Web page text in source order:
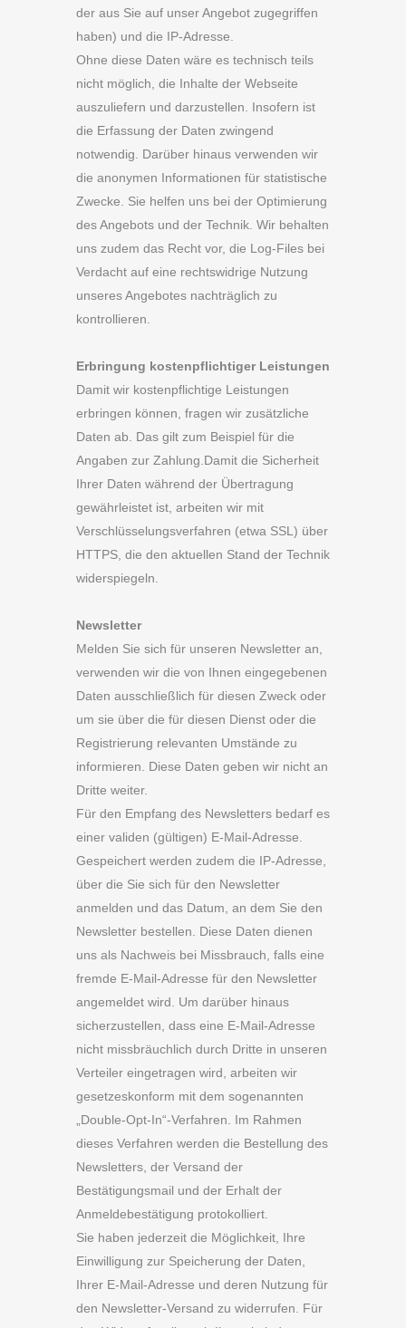
der aus Sie auf unser Angebot zugegriffen
haben) und die IP-Adresse.
Ohne diese Daten wäre es technisch teils
nicht möglich, die Inhalte der Webseite
auszuliefern und darzustellen. Insofern ist
die Erfassung der Daten zwingend
notwendig. Darüber hinaus verwenden wir
die anonymen Informationen für statistische
Zwecke. Sie helfen uns bei der Optimierung
des Angebots und der Technik. Wir behalten
uns zudem das Recht vor, die Log-Files bei
Verdacht auf eine rechtswidrige Nutzung
unseres Angebotes nachträglich zu
kontrollieren.
Erbringung kostenpflichtiger Leistungen
Damit wir kostenpflichtige Leistungen
erbringen können, fragen wir zusätzliche
Daten ab. Das gilt zum Beispiel für die
Angaben zur Zahlung.Damit die Sicherheit
Ihrer Daten während der Übertragung
gewährleistet ist, arbeiten wir mit
Verschlüsselungsverfahren (etwa SSL) über
HTTPS, die den aktuellen Stand der Technik
widerspiegeln.
Newsletter
Melden Sie sich für unseren Newsletter an,
verwenden wir die von Ihnen eingegebenen
Daten ausschließlich für diesen Zweck oder
um sie über die für diesen Dienst oder die
Registrierung relevanten Umstände zu
informieren. Diese Daten geben wir nicht an
Dritte weiter.
Für den Empfang des Newsletters bedarf es
einer validen (gültigen) E-Mail-Adresse.
Gespeichert werden zudem die IP-Adresse,
über die Sie sich für den Newsletter
anmelden und das Datum, an dem Sie den
Newsletter bestellen. Diese Daten dienen
uns als Nachweis bei Missbrauch, falls eine
fremde E-Mail-Adresse für den Newsletter
angemeldet wird. Um darüber hinaus
sicherzustellen, dass eine E-Mail-Adresse
nicht missbräuchlich durch Dritte in unseren
Verteiler eingetragen wird, arbeiten wir
gesetzeskonform mit dem sogenannten
„Double-Opt-In“-Verfahren. Im Rahmen
dieses Verfahren werden die Bestellung des
Newsletters, der Versand der
Bestätigungsmail und der Erhalt der
Anmeldebestätigung protokolliert.
Sie haben jederzeit die Möglichkeit, Ihre
Einwilligung zur Speicherung der Daten,
Ihrer E-Mail-Adresse und deren Nutzung für
den Newsletter-Versand zu widerrufen. Für